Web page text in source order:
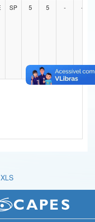
SP 5 5 - -